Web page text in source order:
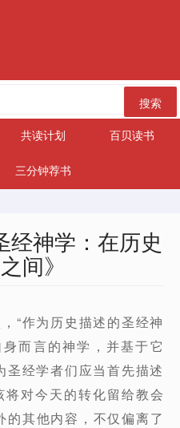
搜索
共读计划 百贝读书
三分钟荐书
经神学：在历史
间》
“作为历史描述的圣经神
而言的神学，并基于它
经学者们应当首先描述
将对今天的转化留给教会
其他内容，不仅偏离了